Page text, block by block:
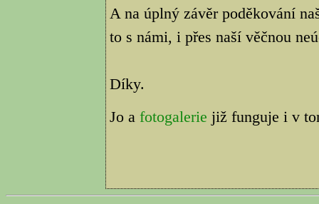
A na úplný závěr poděkování
to s námi, i přes naší věčnou
Díky.
Jo a fotogalerie již funguje i v